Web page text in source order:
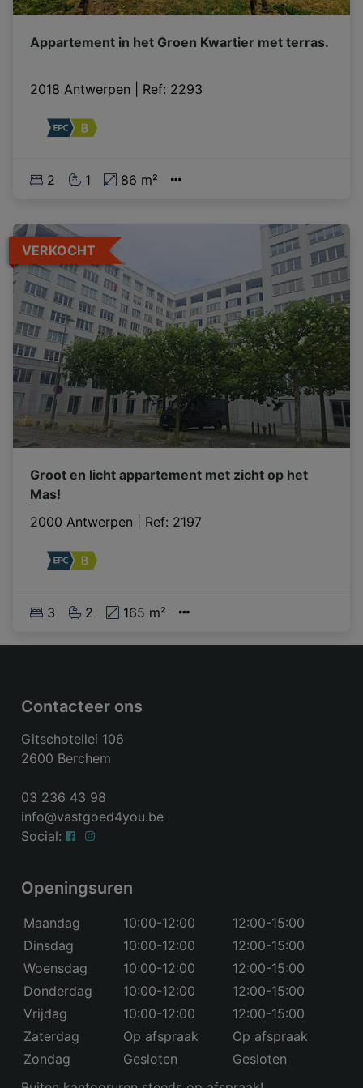
Appartement in het Groen Kwartier met terras.
2018 Antwerpen Ref: 2293
2 1 86 m²
VERKOCHT
Groot en licht appartement met zicht op het
Mas!
2000 Antwerpen
Ref: 2197
3 2 165 m²
Contacteer ons
Gitschotellei 106
2600 Berchem
03 236 43 98
info@vastgoed4you.be
Social:
Openingsuren
Maandag 10:00-12:00
12:00-15:00
Dinsdag
10:00-12:00
12:00-15:00
Woensdag
10:00-12:00
12:00-15:00
Donderdag
10:00-12:00
12:00-15:00
Vrijdag
10:00-12:00
12:00-15:00
Zaterdag
Op afspraak
Op afspraak
Zondag
Gesloten
Gesloten